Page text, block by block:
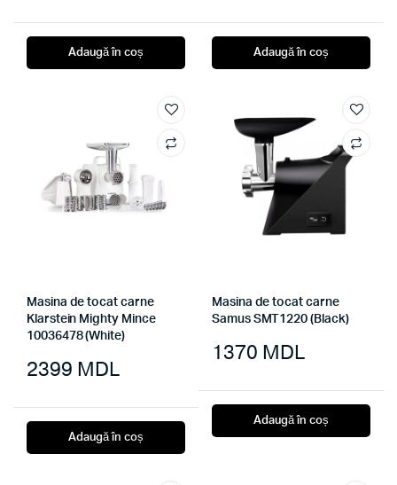
Adaugă în coș Adaugă în coș
Masina de tocat carne
Klarstein Mighty Mince
10036478 (White)
2399 MDL
Adaugă în coș
Masina de tocat carne
Samus SMT1220 (Black)
1370 MDL
Adaugă în coș